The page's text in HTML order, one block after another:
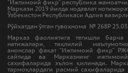
"Ижтимоий фикр" республика
Маркази 2019 йилда нодавлат
Ўзбекистон Республикаси Адлия
Рўйхатдан ўтган гувоҳнома № 268Р
Марказ фаолиятига тегишли барча
натижалари, таҳлилий
анонслар фақат “Ижтимоий фикр”
сайтида ва Марказнинг
саҳифаларида эълон қилинади.
тармоқлардаги расмий саҳифаларида